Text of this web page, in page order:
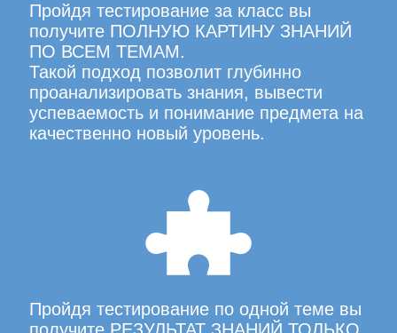
Пройдя тестирование за класс вы
получите ПОЛНУЮ КАРТИНУ ЗНАНИЙ
ПО ВСЕМ ТЕМАМ.
Такой подход позволит глубинно
проанализировать знания, вывести
успеваемость и понимание предмета на
качественно новый уровень.
Пройдя тестирование по одной теме вы